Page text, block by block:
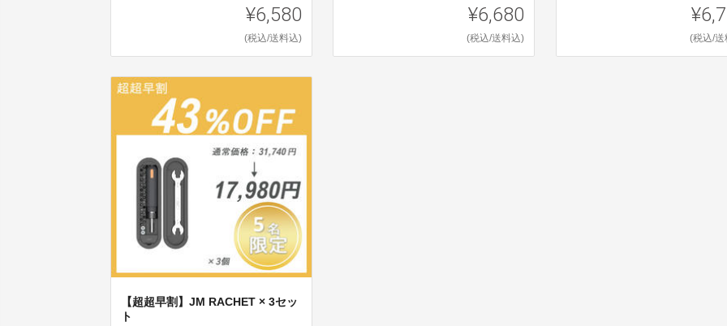
¥6,580
(税込/送料込)
¥6,680
(税込/送料込) (税込/送
【超超早割】JM RACHET × 3セッ
ト